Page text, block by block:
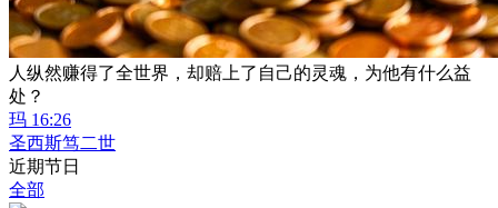
人纵然赚得了全世界，却赔上了自己的灵魂，为他有什么益
处？
玛 16:26
圣西斯笃二世
近期节日
全部